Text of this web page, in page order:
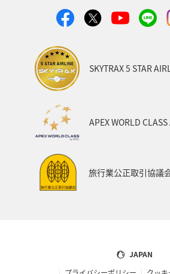
SKYTRAX 5 STAR
APEX WORLD
旅行業公正取引協議
JAPAN